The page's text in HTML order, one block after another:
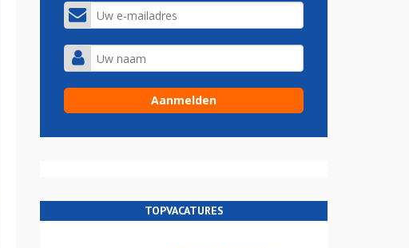
TOPVACATURES